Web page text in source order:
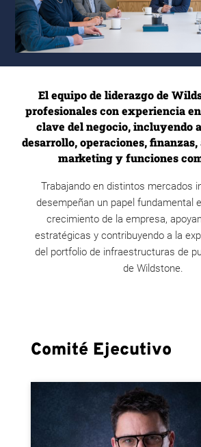
El equipo de liderazgo de
profesionales con experiencia
clave del negocio, incluyendo
desarrollo, operaciones,
marketing y funciones
Trabajando en distintos mercados
desempeñan un papel fundamental
crecimiento de la empresa,
estratégicas y contribuyendo a la
del portfolio de infraestructuras de
de Wildstone.
Comité Ejecutivo